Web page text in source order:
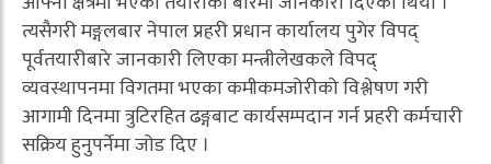
त्यसैगरी मङ्गलबार नेपाल प्रहरी प्रधान कार्यालय पुगेर विपद्
पूर्वतयारीबारे जानकारी लिएका मन्त्रीलेखकले विपद्
व्यवस्थापनमा विगतमा भएका कमीकमजोरीको विश्लेषण गरी
आगामी दिनमा त्रुटिरहित ढङ्गबाट कार्यसम्पदान गर्न प्रहरी कर्मचारी
सक्रिय हुनुपर्नेमा जोड दिए ।